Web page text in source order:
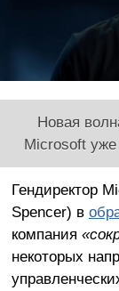
Новая
Microsoft уже
Гендиректор
Spencer) в
компания
некоторых